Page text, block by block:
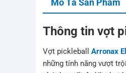
Mô Tả Sản Phẩm
Thông tin vợt
Vợt pickleballArronax
những tính năng vượt